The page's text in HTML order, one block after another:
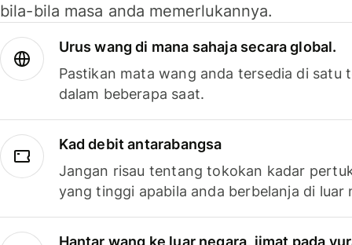
bila-bila masa anda memerlukannya.
Urus wang di mana sahaja secara global.
Pastikan mata wang anda tersedia di satu
dalam beberapa saat.
Kad debit antarabangsa
Jangan risau tentang tokokan kadar
yang tinggi apabila anda berbelanja di luar
Hantar wang ke luar negara, jimat pada